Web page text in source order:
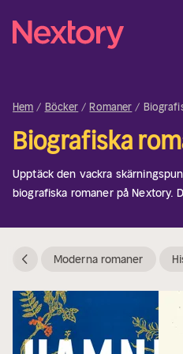
Hem Böcker Romaner
Biografiska
Upptäck den vackra
biografiska romaner på Nextory.
läsare som gillar djupa,
Moderna romaner